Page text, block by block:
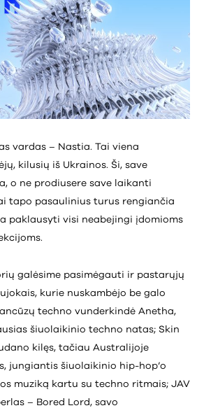
vardas – Nastia. Tai viena
kilusių iš Ukrainos. Ši, save
o ne prodiusere save laikanti
tapo pasaulinius turus rengiančia
paklausyti visi neabejingi įdomioms
galėsime pasimėgauti ir pastarųjų
kurie nuskambėjo be galo
techno vunderkindė Anetha,
šiuolaikinio techno natas; Skin
kilęs, tačiau Australijoje
jungiantis šiuolaikinio hip-hop’o
muziką kartu su techno ritmais; JAV
– Bored Lord, savo